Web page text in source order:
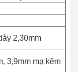
2,30mm
3,9mm mạ kẽm